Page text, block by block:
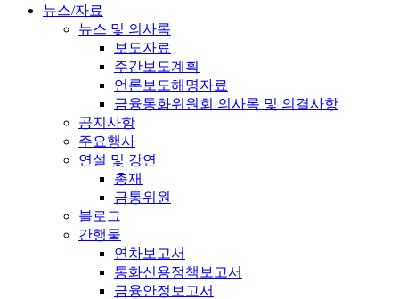
뉴스/자료
뉴스 및 의사록
보도자료
주간보도계획
언론보도해명자료
금융통화위원회 의사록 및 의결사항
공지사항
주요행사
연설 및 강연
총재
금통위원
블로그
간행물
연차보고서
통화신용정책보고서
금융안정보고서